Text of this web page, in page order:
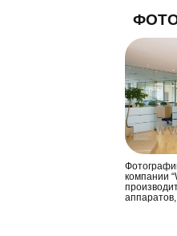
компании
аппаратов,